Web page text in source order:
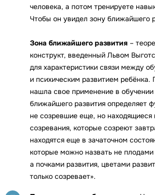
человека, а потом тренируете
Чтобы он увидел зону ближайшего
Зона ближайшего развития –
конструкт, введенный Львом
для характеристики связи между
и психическим развитием ребёнка.
нашла свое применение в
ближайшего развития определяет
не созревшие еще, но находящиеся
созревания, которые созреют
находятся еще в зачаточном
которые можно назвать не плодами
а почками развития, цветами
только созревает».